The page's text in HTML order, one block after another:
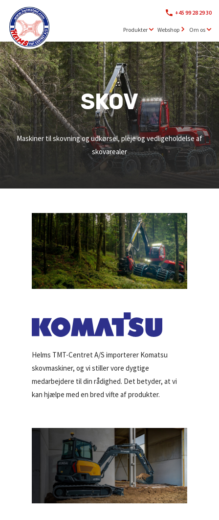
+45 99 28 29 30
Produkter Webshop Om os
SKOV
Maskiner til skovning og udkørsel, pleje og vedligeholdelse af
skovarealer
Helms TMT-Centret A/S importerer Komatsu
skovmaskiner, og vi stiller vore dygtige
medarbejdere til din rådighed. Det betyder, at vi
kan hjælpe med en bred vifte af produkter.